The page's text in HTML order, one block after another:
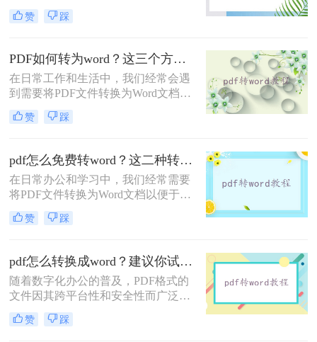
而备受欢迎。然而，当需要编辑或修
改PDF文件的内容时，将其转换为
文件怎么转换成word文档呢？本文将
详细介绍四种将PDF文件转换为Word
文档的方法，并给出一些实用的技巧
和注意事项。
赞 踩
PDF如何转为word？这三个方法让你快速操作！
在日常工作和生活中，我们经常会遇
到需要将PDF文件转换为Word文档的
情况。无论是为了编辑文档内容、提
取文字信息还是为了方便后续操作，
能。那么PDF如何转为word呢？本文
将介绍几种简单有效的方法，帮助你
轻松实现PDF到Word的转换。
赞 踩
pdf怎么免费转word？这二种转换方法掌握好！
在日常办公和学习中，我们经常需要
将PDF文件转换为Word文档以便于编
辑和修改。那么pdf怎么免费转word
呢？以下将为您详细介绍两种免费的
骤和工具特点。
赞 踩
pdf怎么转换成word？建议你试试这五种方法！
随着数字化办公的普及，PDF格式的
文件因其跨平台性和安全性而广泛应
用。然而，有时我们需要将PDF文件
转换为Word文档，以便进行编辑、修
赞 踩